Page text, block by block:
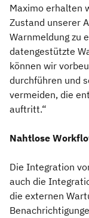
Maximo erhalten
Zustand unserer
Warnmeldung zu
datengestützte
können wir
durchführen und
vermeiden, die
auftritt.“
Nahtlose
Die Integration
auch die
die externen